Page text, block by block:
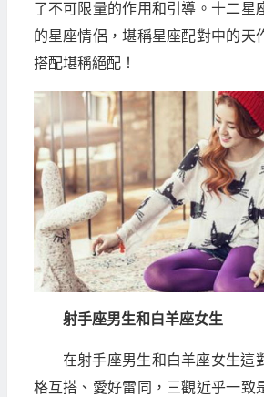
了不可限量的作用和引導。十二星
的星座情侶，堪稱星座配對中的天
搭配堪稱絕配！
射手座男生和白羊座女生
在射手座男生和白羊座女生這
格互搭、愛好雷同，三觀近乎一致